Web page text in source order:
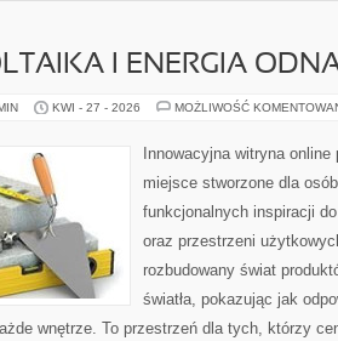
I ENERGIA
KWI - 27 - 2026 MOŻLIWOŚĆ
Innowacyjna witryna
miejsce stworzone dla
funkcjonalnych inspiracji
oraz przestrzeni
rozbudowany świat
światła, pokazując jak
wnętrze. To przestrzeń dla tych, którzy